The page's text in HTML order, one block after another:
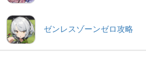
ゼンレスゾーンゼロ攻略